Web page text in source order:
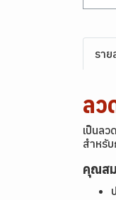
ราย
ลว
เป็นล
สำหรั
คุณส